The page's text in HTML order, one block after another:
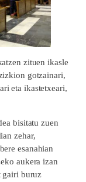
zituen ikasle
gotzainari,
eta ikastetxeari,
bisitatu zuen
zehar,
esanahian
aukera izan
gairi buruz